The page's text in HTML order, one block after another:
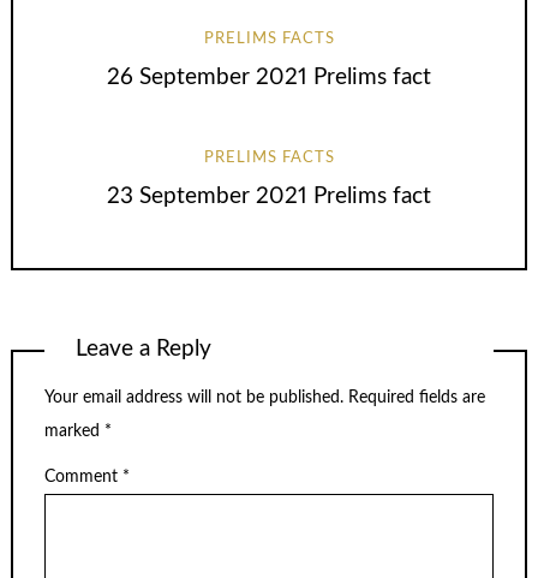
PRELIMS FACTS
26 September 2021 Prelims fact
PRELIMS FACTS
23 September 2021 Prelims fact
Leave a Reply
Your email address will not be published. Required fields are
marked *
Comment *